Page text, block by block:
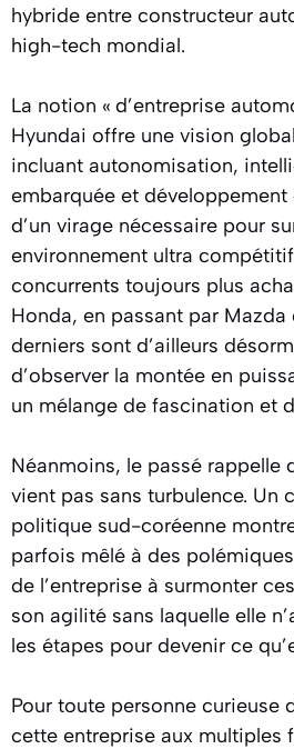
hybride entre constructeur
high-tech mondial.
La notion « d’entreprise
Hyundai offre une vision
incluant autonomisation,
embarquée et développement
d’un virage nécessaire pour
environnement ultra
concurrents toujours plus
Honda, en passant par Mazda
derniers sont d’ailleurs
d’observer la montée en
un mélange de fascination et
Néanmoins, le passé rappelle
vient pas sans turbulence. Un
politique sud-coréenne
parfois mêlé à des
de l’entreprise à surmonter
son agilité sans laquelle elle
les étapes pour devenir ce
Pour toute personne curieuse
cette entreprise aux multiples